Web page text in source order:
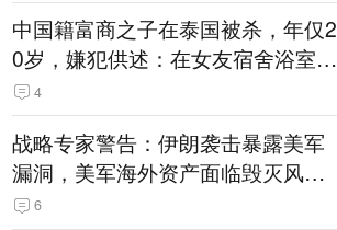
中国籍富商之子在泰国被杀，年仅2
0岁，嫌犯供述：在女友宿舍浴室发
现他，持刀询问身份时发生拉扯
4
战略专家警告：伊朗袭击暴露美军
漏洞，美军海外资产面临毁灭风
险！
6